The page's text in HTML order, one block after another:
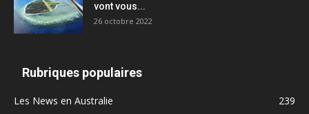
vont vous...
26 octobre 2022
Rubriques populaires
Les News en Australie
239